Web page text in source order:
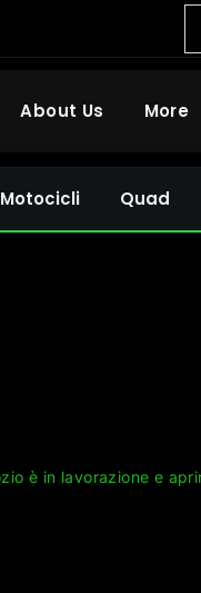
About Us More
Motocicli Quad
è in lavorazione e